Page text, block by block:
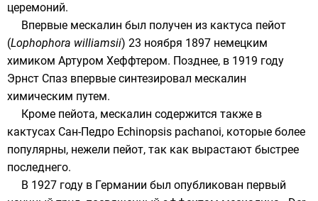
церемоний.
Впервые мескалин был получен из кактуса пейот
(Lophophora williamsii) 23 ноября 1897 немецким
химиком Артуром Хеффтером. Позднее, в 1919 году
Эрнст Спаз впервые синтезировал мескалин
химическим путем.
Кроме пейота, мескалин содержится также в
кактусах Сан-Педро Echinopsis pachanoi, которые более
популярны, нежели пейот, так как вырастают быстрее
последнего.
В 1927 году в Германии был опубликован первый